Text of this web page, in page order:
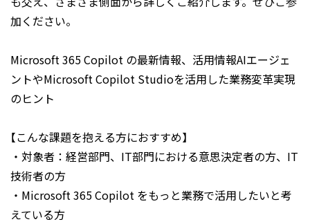
加ください。
Microsoft 365 Copilot の最新情報、活用情報AIエージェ
ントやMicrosoft Copilot Studioを活用した業務変革実現
のヒント
【こんな課題を抱える方におすすめ】
・対象者：経営部門、IT部門における意思決定者の方、IT
技術者の方
・Microsoft 365 Copilot をもっと業務で活用したいと考
えている方